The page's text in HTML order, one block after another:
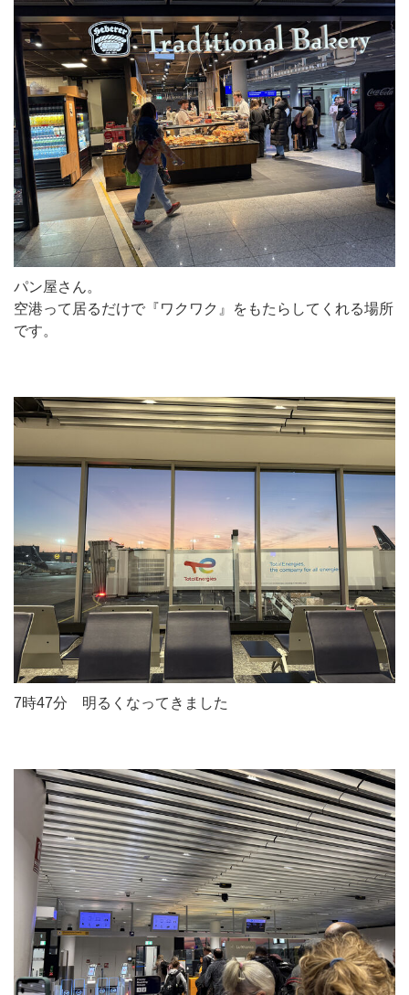
パン屋さん。
空港って居るだけで『ワクワク』をもたらしてくれる場所
です。
7時47分 明るくなってきました